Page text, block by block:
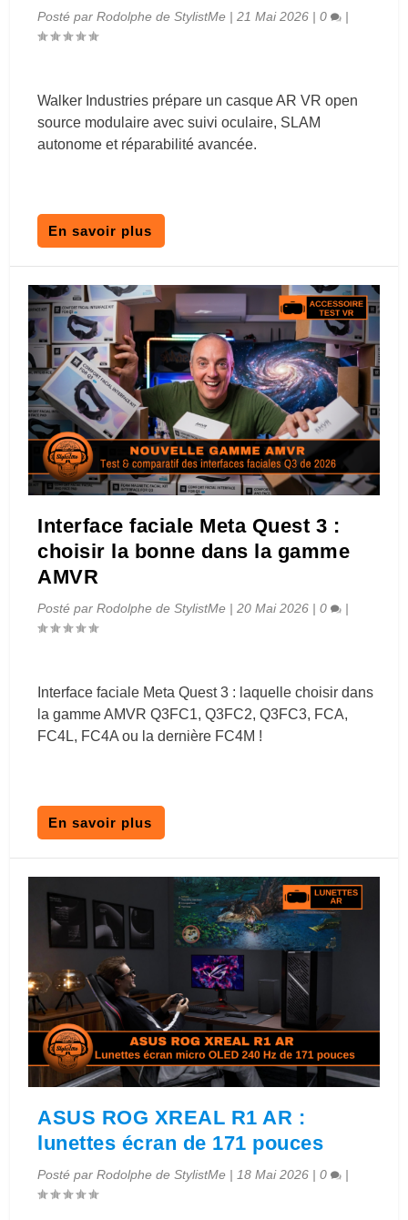
Posté parRodolphe de StylistMe |21 Mai 2026 |0 |
Walker Industries prépare un casque AR VR open
source modulaire avec suivi oculaire, SLAM
autonome et réparabilité avancée.
En savoir plus
Interface faciale Meta Quest 3 :
choisir la bonne dans la gamme
AMVR
Posté parRodolphe de StylistMe |20 Mai 2026 |0 |
Interface faciale Meta Quest 3 : laquelle choisir dans
la gamme AMVR Q3FC1, Q3FC2, Q3FC3, FCA,
FC4L, FC4A ou la dernière FC4M !
En savoir plus
ASUS ROG XREAL R1 AR :
lunettes écran de 171 pouces
Posté parRodolphe de StylistMe | 18 Mai 2026 |0 |